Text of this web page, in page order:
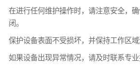
在进行任何维护操作时，请注意安全，
闭。
保护设备表面不受损坏，并保持工作区域
如果设备出现异常情况，请及时联系专业